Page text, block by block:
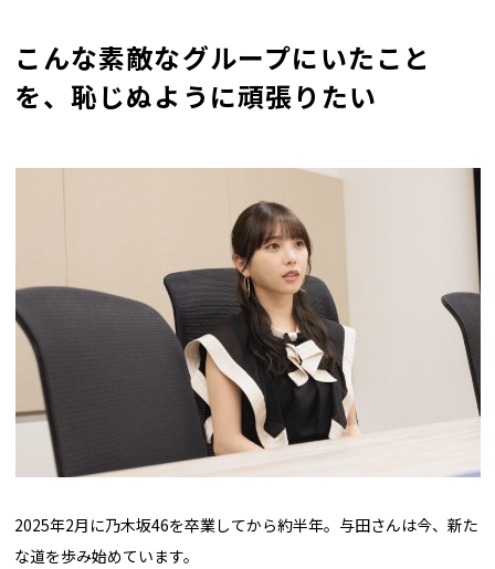
こんな素敵なグループにいたこと
を、恥じぬように頑張りたい
2025年2月に乃木坂46を卒業してから約半年。与田さんは今、新た
な道を歩み始めています。